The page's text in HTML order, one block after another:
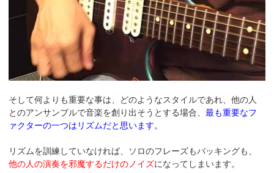
そして何よりも重要な事は、どのようなスタイルであれ、他の人
とのアンサンブルで音楽を創り出そうとする場合、最も重要なフ
ァクターの一つはリズムだと思います。
リズムを訓練していなければ、ソロのフレーズもバッキングも、
他の人の演奏を邪魔するだけのノイズになってしまいます。